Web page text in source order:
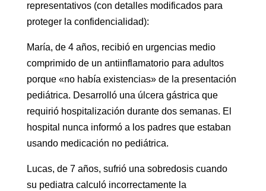
representativos (con detalles modificados para
proteger la confidencialidad):
María, de 4 años, recibió en urgencias medio
comprimido de un antiinflamatorio para adultos
porque «no había existencias» de la presentación
pediátrica. Desarrolló una úlcera gástrica que
requirió hospitalización durante dos semanas. El
hospital nunca informó a los padres que estaban
usando medicación no pediátrica.
Lucas, de 7 años, sufrió una sobredosis cuando
su pediatra calculó incorrectamente la